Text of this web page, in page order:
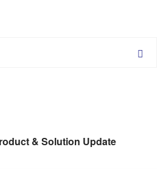
& Solution Update